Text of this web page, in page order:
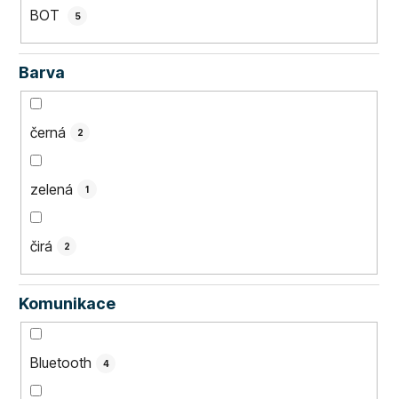
BOT 5
Barva
černá 2
zelená 1
čirá 2
Komunikace
Bluetooth 4